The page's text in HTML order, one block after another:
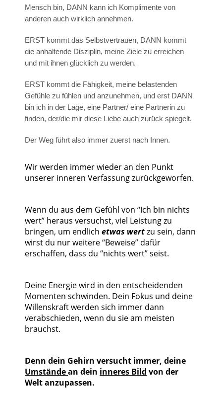
Mensch bin, DANN kann ich Komplimente von
anderen auch wirklich annehmen.
ERST kommt das Selbstvertrauen, DANN kommt
die anhaltende Disziplin, meine Ziele zu erreichen
und mit ihnen glücklich zu werden.
ERST kommt die Fähigkeit, meine belastenden
Gefühle zu fühlen und anzunehmen, und erst DANN
bin ich in der Lage, eine Partner/ eine Partnerin zu
finden, der/die mir diese Liebe auch zurück spiegelt.
Der Weg führt also immer zuerst nach Innen.
Wir werden immer wieder an den Punkt
unserer inneren Verfassung zurückgeworfen.
Wenn du aus dem Gefühl von “Ich bin nichts
wert” heraus versuchst, viel Leistung zu
bringen, um endlich etwas wertzu sein, dann
wirst du nur weitere “Beweise” dafür
erschaffen, dass du “nichts wert” seist.
Deine Energie wird in den entscheidenden
Momenten schwinden. Dein Fokus und deine
Willenskraft werden sich immer dann
verabschieden, wenn du sie am meisten
brauchst.
Denn dein Gehirn versucht immer, deine
Umständean dein inneres Bild von der
Welt anzupassen.